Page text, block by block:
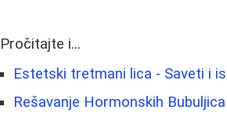
Pročitajte i...
Estetski tretmani lica - Saveti i
Rešavanje Hormonskih